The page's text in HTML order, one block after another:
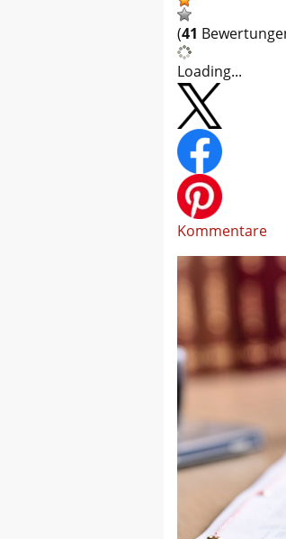
(41
Loading...
Kommentare